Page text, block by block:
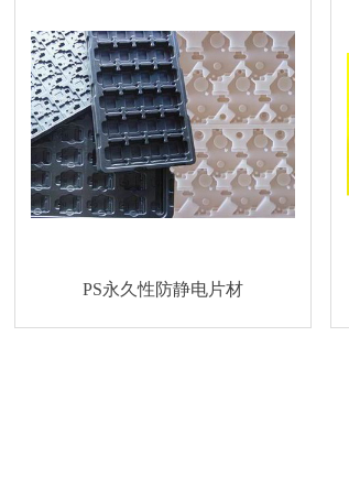
PS永久性防静电片材